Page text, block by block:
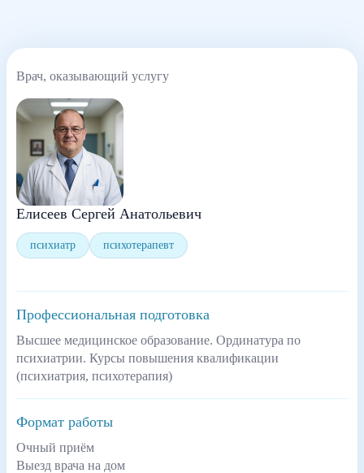
Врач, оказывающий услугу
Елисеев Сергей Анатольевич
психиатр психотерапевт
Профессиональная подготовка
Высшее медицинское образование. Ординатура по
психиатрии. Курсы повышения квалификации
(психиатрия, психотерапия)
Формат работы
Очный приём
Выезд врача на дом